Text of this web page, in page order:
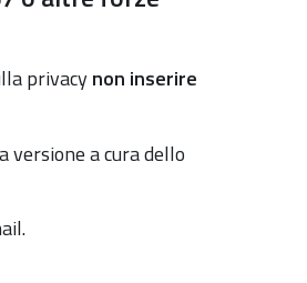
privacynon inserire
a cura dello